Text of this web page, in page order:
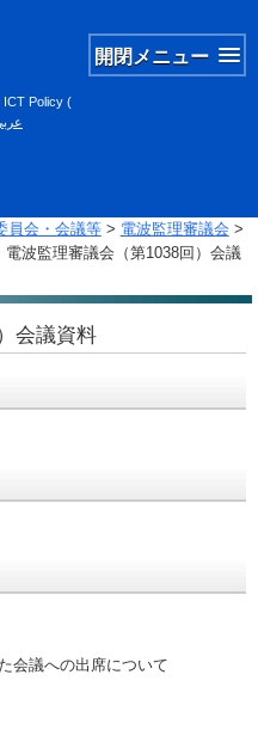
開閉メニュー
ICT Policy (
員会・会議等> 電波監理審議会 >
波監理審議会（第1038回）会議
会議資料
議への出席について